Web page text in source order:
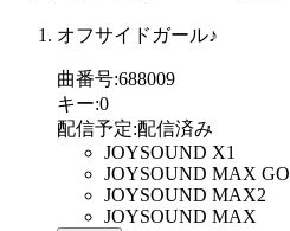
オフサイドガール♪
曲番号:688009
キー:0
配信予定:配信済み
JOYSOUND X1
JOYSOUND MAX GO
JOYSOUND MAX2
JOYSOUND MAX